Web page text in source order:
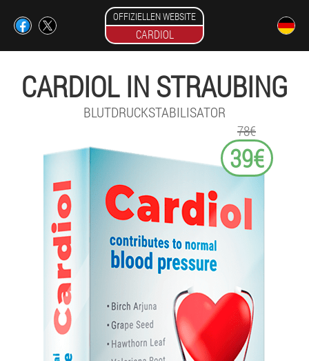
OFFIZIELLEN WEBSITE
CARDIOL
CARDIOL IN STRAUBING
BLUTDRUCKSTABILISATOR
78€
39€